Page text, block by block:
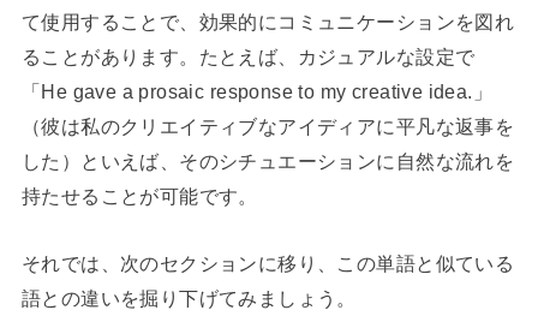
て使用することで、効果的にコミュニケーションを図れ
ることがあります。たとえば、カジュアルな設定で
「He gave a prosaic response to my creative idea.」
（彼は私のクリエイティブなアイディアに平凡な返事を
した）といえば、そのシチュエーションに自然な流れを
持たせることが可能です。
それでは、次のセクションに移り、この単語と似ている
語との違いを掘り下げてみましょう。